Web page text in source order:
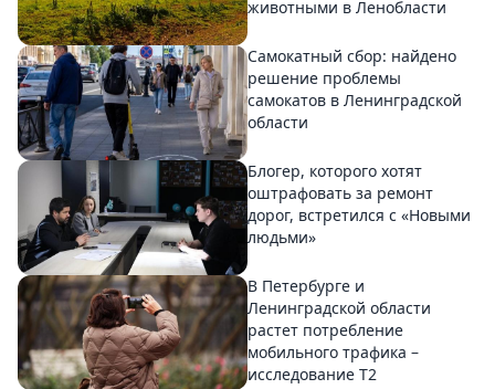
животными в Ленобласти
Самокатный сбор: найдено
решение проблемы
самокатов в Ленинградской
области
Блогер, которого хотят
оштрафовать за ремонт
дорог, встретился с «Новыми
людьми»
В Петербурге и
Ленинградской области
растет потребление
мобильного трафика –
исследование T2